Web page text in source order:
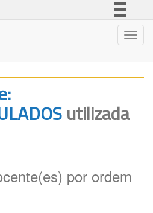
Canais
utilizada
por ordem